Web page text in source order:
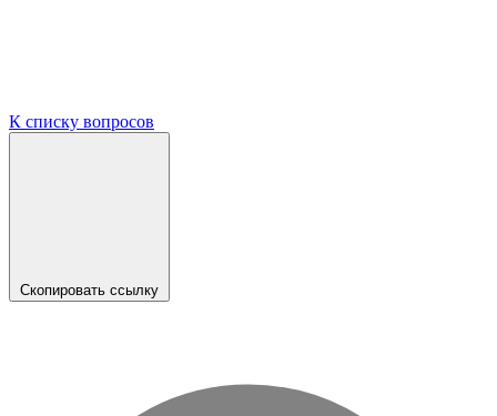
К списку вопросов
Скопировать ссылку